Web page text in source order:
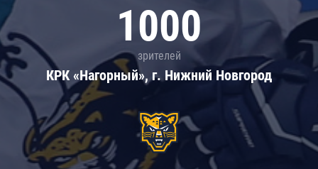
1000
зрителей
КРК «Нагорный», г. Нижний Новгород